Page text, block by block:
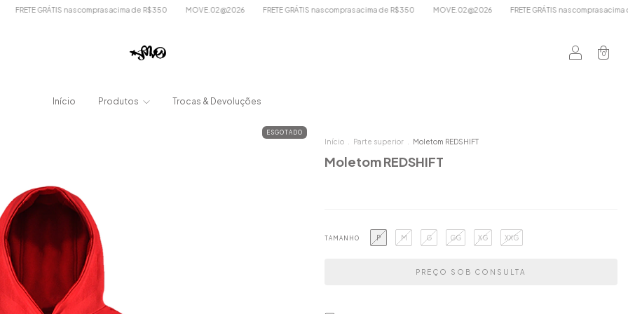
GRÁTIS nas compras acima de R$350 MOVE.02@2026 FRETE GRÁTIS nas compras acima de R$350 MOVE.02@2026 FRETE GRÁTIS nas compras acima de R$350
0
Início Produtos Trocas & Devoluções
ESGOTADO
Início Parte superior Moletom REDSHIFT
Moletom REDSHIFT
TAMANHO P M G GG XG XXG